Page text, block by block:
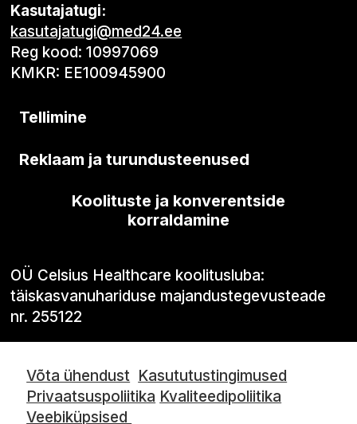
Kasutajatugi:
kasutajatugi@med24.ee
Reg kood: 10997069
KMKR: EE100945900
Tellimine
Reklaam ja turundusteenused
Koolituste ja konverentside
korraldamine
OÜ Celsius Healthcare koolitusluba:
täiskasvanuhariduse majandustegevusteade
nr. 255122
Võta ühendust Kasututustingimused
Privaatsuspoliitika Kvaliteedipoliitika
Veebiküpsised